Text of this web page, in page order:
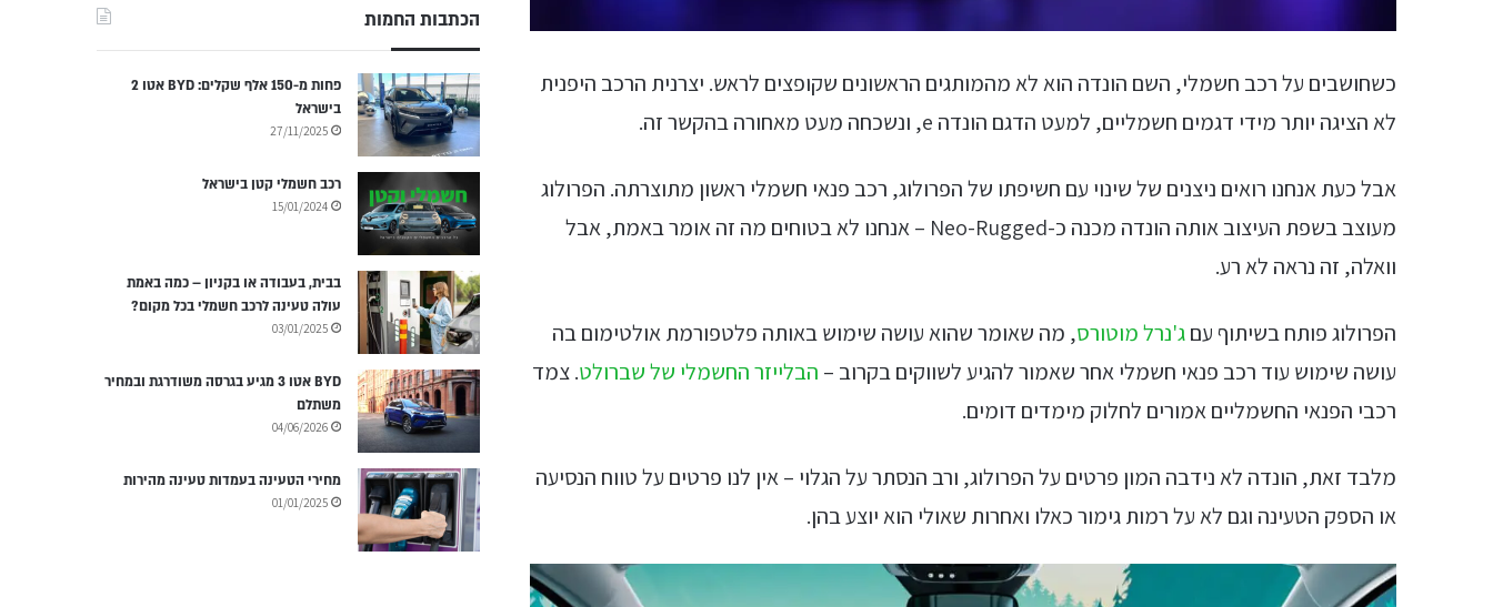
כשחושבים על רכב חשמלי, השם הונדה הוא לא מהמותגים הראשונים שקופצים לראש. יצרנית הרכב היפנית
לא הציגה יותר מידי דגמים חשמליים, למעט הדגם הונדה e, ונשכחה מעט מאחורה בהקשר זה.
אבל כעת אנחנו רואים ניצנים של שינוי עם חשיפתו של הפרולוג, רכב פנאי חשמלי ראשון מתוצרתה. הפרולוג
מעוצב בשפת העיצוב אותה הונדה מכנה כ-Neo-Rugged – אנחנו לא בטוחים מה זה אומר באמת, אבל
וואלה, זה נראה לא רע.
הפרולוג פותח בשיתוף עםג'נרל מוטורס, מה שאומר שהוא עושה שימוש באותה פלטפורמת אולטימום בה
עושה שימוש עוד רכב פנאי חשמלי אחר שאמור להגיע לשווקים בקרוב – הבלייזר החשמלי של שברולט. צמד
רכבי הפנאי החשמליים אמורים לחלוק מימדים דומים.
מלבד זאת, הונדה לא נידבה המון פרטים על הפרולוג, ורב הנסתר על הגלוי – אין לנו פרטים על טווח הנסיעה
או הספק הטעינה וגם לא על רמות גימור כאלו ואחרות שאולי הוא יוצע בהן.
הכתבות החמות
פחות מ-150 אלף שקלים: BYD אטו 2
בישראל
27/11/2025
רכב חשמלי קטן בישראל
15/01/2024
בבית, בעבודה או בקניון – כמה באמת
עולה טעינה לרכב חשמלי בכל מקום?
03/01/2025
BYD אטו 3 מגיע בגרסה משודרגת ובמחיר
משתלם
04/06/2026
מחירי הטעינה בעמדות טעינה מהירות
01/01/2025